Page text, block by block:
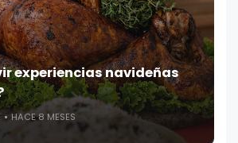
experiencias navideñas
HACE 8 MESES